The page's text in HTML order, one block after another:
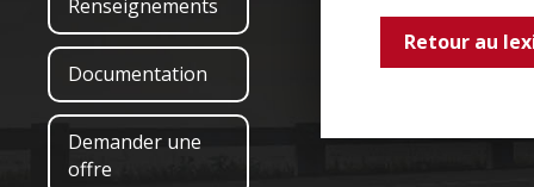
Renseignements
Documentation
Demander une
offre
Retour au